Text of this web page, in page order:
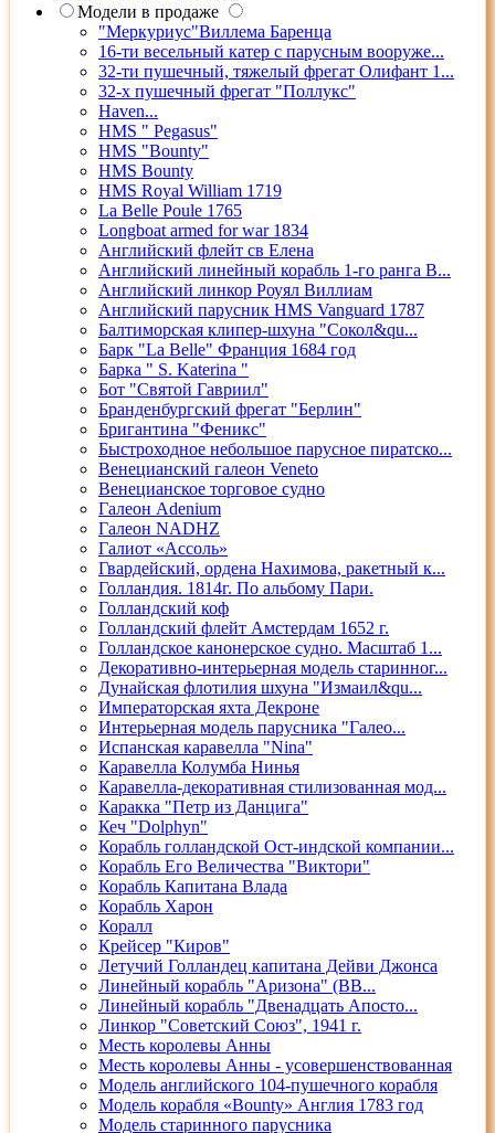
Модели в продаже
"Меркуриус"Виллема Баренца
16-ти весельный катер с парусным вооруже...
32-ти пушечный, тяжелый фрегат Олифант 1...
32-х пушечный фрегат "Поллукс"
Haven...
HMS " Pegasus"
HMS "Bounty"
HMS Bounty
HMS Royal William 1719
La Belle Poule 1765
Longboat armed for war 1834
Английский флейт св Елена
Английский линейный корабль 1-го ранга В...
Английский линкор Роуял Виллиам
Английский парусник HMS Vanguard 1787
Балтиморская клипер-шхуна "Сокол&qu...
Барк "La Belle" Франция 1684 год
Барка " S. Katerina "
Бот "Святой Гавриил"
Бранденбургский фрегат "Берлин"
Бригантина "Феникс"
Быстроходное небольшое парусное пиратско...
Венецианский галеон Veneto
Венецианское торговое судно
Галеон Adenium
Галеон NADHZ
Галиот «Ассоль»
Гвардейский, ордена Нахимова, ракетный к...
Голландия. 1814г. По альбому Пари.
Голландский коф
Голландский флейт Амстердам 1652 г.
Голландское канонерское судно. Масштаб 1...
Декоративно-интерьерная модель старинног...
Дунайская флотилия шхуна "Измаил&qu...
Императорская яхта Декроне
Интерьерная модель парусника "Галео...
Испанская каравелла "Nina"
Каравелла Колумба Нинья
Каравелла-декоративная стилизованная мод...
Каракка "Петр из Данцига"
Кеч "Dolphyn"
Корабль голландской Ост-индской компании...
Корабль Его Величества "Виктори"
Корабль Капитана Влада
Корабль Харон
Коралл
Крейсер "Киров"
Летучий Голландец капитана Дейви Джонса
Линейный корабль "Аризона" (ВВ...
Линейный корабль "Двенадцать Апосто...
Линкор "Советский Союз", 1941 г.
Месть королевы Анны
Месть королевы Анны - усовершенствованная
Модель английского 104-пушечного корабля
Модель корабля «Bounty» Англия 1783 год
Модель старинного парусника